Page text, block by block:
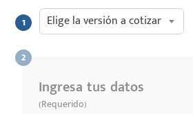
Elige la versión a cotizar
Ingresa tus datos
(Requerido)